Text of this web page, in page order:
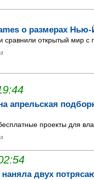
о размерах
сравнили открытый мир с
апрельская
проекты для
наняла двух